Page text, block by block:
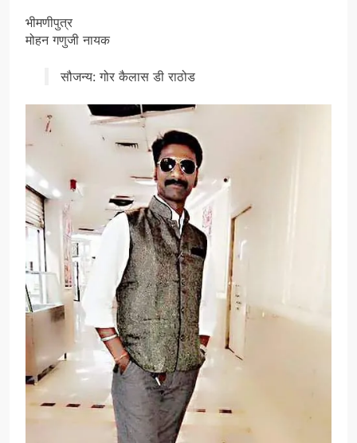
भीमणीपुत्र
मोहन गणुजी नायक
सौजन्य: गोर कैलास डी राठोड